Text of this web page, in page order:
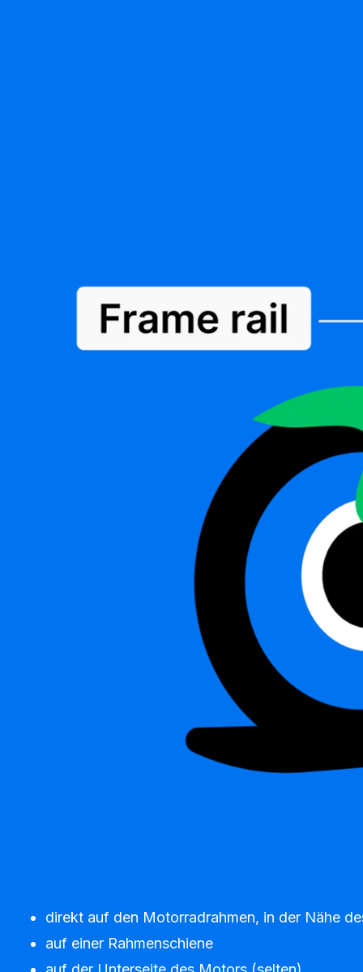
direkt auf den Motorradrahmen, in der Nähe
auf einer Rahmenschiene